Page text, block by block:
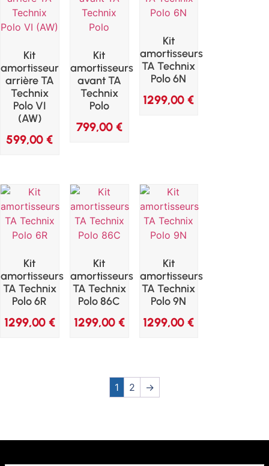
Kit
amortisseur
arrière TA
Technix
Polo VI
(AW)
599,00€
Kit
amortisseurs
avant TA
Technix
Polo
799,00 €
Kit
amortisseurs
TA Technix
Polo 6N
1299,00€
Kit
amortisseurs
TA Technix
Polo 6R
1299,00 €
Kit
amortisseurs
TA Technix
Polo 86C
1299,00 €
Kit
amortisseurs
TA Technix
Polo 9N
1299,00€
1 2 →